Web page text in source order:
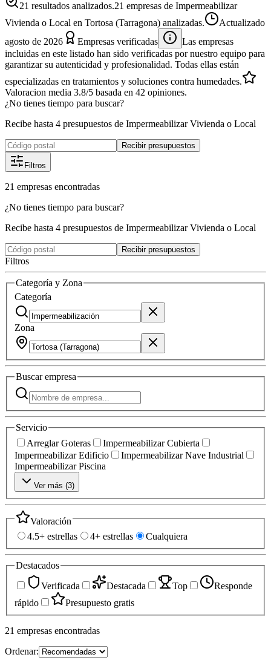
21 resultados analizados.21 empresas de Impermeabilizar
Vivienda o Local en Tortosa (Tarragona) analizadas.
Actualizado
agosto de 2026
Empresas verificadas
Las empresas
incluidas en este listado han sido verificadas por nuestro equipo para
garantizar su autenticidad y profesionalidad. Todas ellas están
especializadas en tratamientos y soluciones contra humedades.
Valoracion media 3.8/5 basada en 42 opiniones.
¿No tienes tiempo para buscar?
Recibe hasta 4 presupuestos de Impermeabilizar Vivienda o Local
Recibir presupuestos
Filtros
21 empresas encontradas
¿No tienes tiempo para buscar?
Recibe hasta 4 presupuestos de Impermeabilizar Vivienda o Local
Recibir presupuestos
Filtros
Categoría y Zona
Categoría
Zona
Buscarempresa
Servicio
Arreglar Goteras
Impermeabilizar Cubierta
Impermeabilizar Edificio
Impermeabilizar Nave Industrial
Impermeabilizar Piscina
Ver más (3)
Valoración
4.5+ estrellas
4+ estrellas Cualquiera
Destacados
Verificada
Destacada Top
Responde
rápido
Presupuesto gratis
21 empresas encontradas
Ordenar: